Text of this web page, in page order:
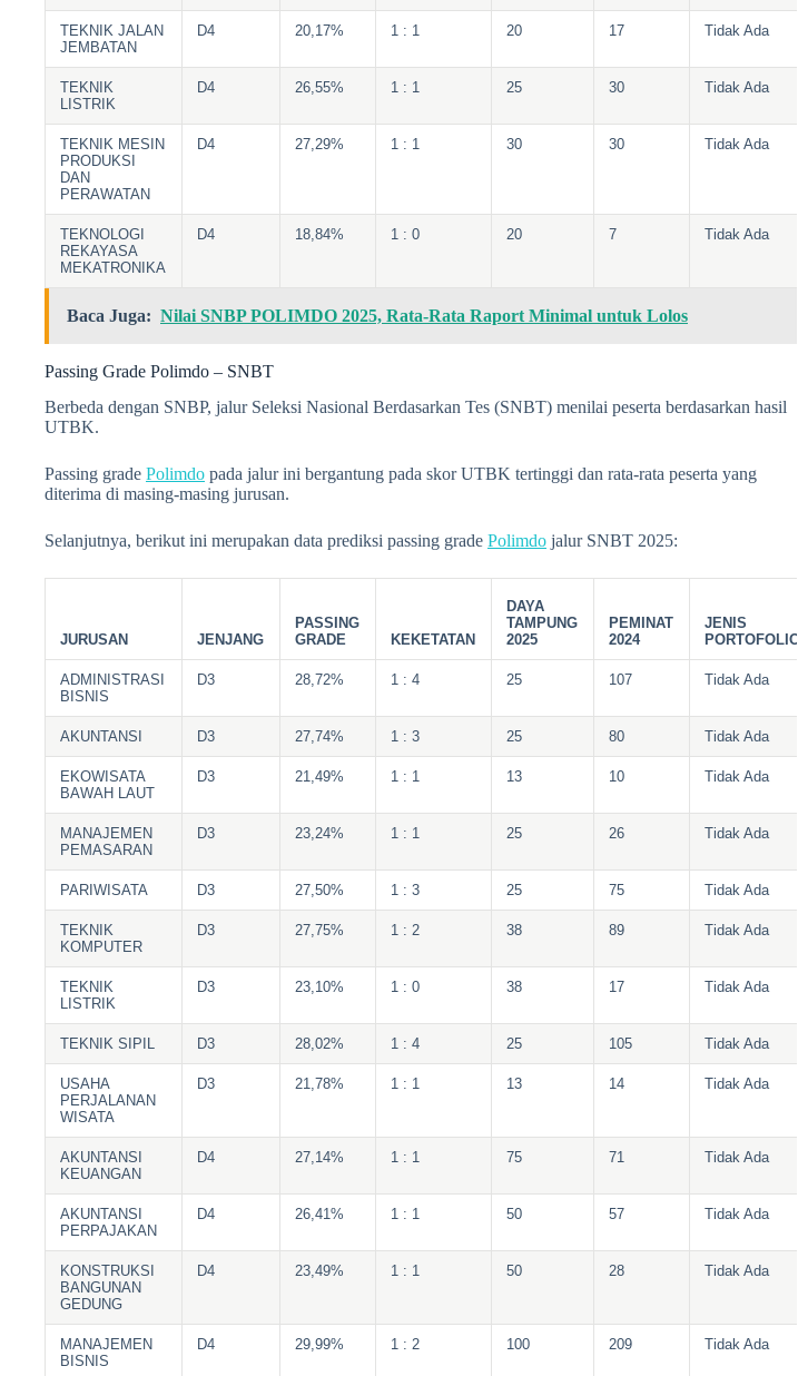
TEKNIK JALAN
JEMBATAN
D4 20,17% 1 : 1 20 17 Tidak Ada
TEKNIK
LISTRIK
D4 26,55% 1 : 1 25 30 Tidak Ada
TEKNIK MESIN
PRODUKSI
DAN
PERAWATAN
D4 27,29% 1 : 1 30 30 Tidak Ada
TEKNOLOGI
REKAYASA
MEKATRONIKA
D4 18,84% 1 : 0 20 7 Tidak Ada
Baca Juga: Nilai SNBP POLIMDO 2025, Rata-Rata Raport Minimal untuk Lolos
Passing Grade Polimdo – SNBT
Berbeda dengan SNBP, jalur Seleksi Nasional Berdasarkan Tes (SNBT) menilai peserta berdasarkan hasil
UTBK.
Passing grade Polimdo pada jalur ini bergantung pada skor UTBK tertinggi dan rata-rata peserta yang
diterima di masing-masing jurusan.
Selanjutnya, berikut ini merupakan data prediksi passing grade Polimdo jalur SNBT 2025:
JURUSAN JENJANG
PASSING
GRADE
KEKETATAN
DAYA
TAMPUNG
2025
PEMINAT
2024
JENIS
PORTOFOLIO
ADMINISTRASI
BISNIS
D3 28,72% 1 : 4 25 107 Tidak Ada
AKUNTANSI D3 27,74% 1 : 3 25 80 Tidak Ada
EKOWISATA
BAWAH LAUT
D3 21,49% 1 : 1 13 10 Tidak Ada
MANAJEMEN
PEMASARAN
D3 23,24% 1 : 1 25 26 Tidak Ada
PARIWISATA D3 27,50% 1 : 3 25 75 Tidak Ada
TEKNIK
KOMPUTER
D3 27,75% 1 : 2 38 89 Tidak Ada
TEKNIK
LISTRIK
D3 23,10% 1 : 0 38 17 Tidak Ada
TEKNIK SIPIL D3 28,02% 1 : 4 25 105 Tidak Ada
USAHA
PERJALANAN
WISATA
D3 21,78% 1 : 1 13 14 Tidak Ada
AKUNTANSI
KEUANGAN
D4 27,14% 1 : 1 75 71 Tidak Ada
AKUNTANSI
PERPAJAKAN
D4 26,41% 1 : 1 50 57 Tidak Ada
KONSTRUKSI
BANGUNAN
GEDUNG
D4 23,49% 1 : 1 50 28 Tidak Ada
MANAJEMEN
BISNIS
D4 29,99% 1 : 2 100 209 Tidak Ada